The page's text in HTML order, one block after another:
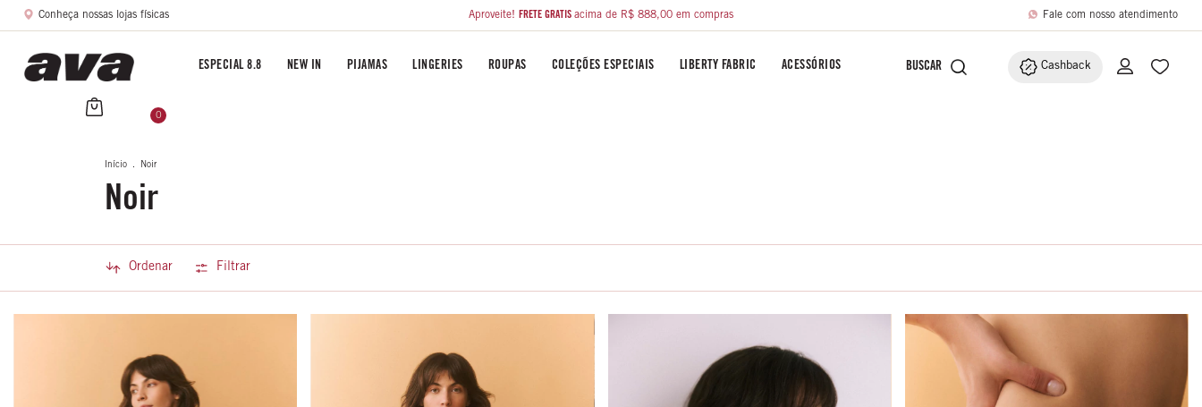
Conheça nossas lojas físicas Aproveite! FRETE GRÁTIS acima de R$ 888,00 em compras Fale com nosso atendimento
ESPECIAL 8.8 NEW IN PIJAMAS LINGERIES ROUPAS COLEÇÕES ESPECIAIS LIBERTY FABRIC ACESSÓRIOS Cashback
0
Início . Noir
Noir
Ordenar Filtrar